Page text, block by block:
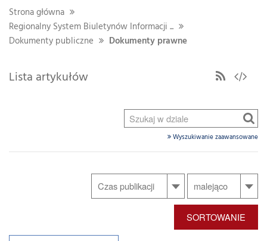
Strona główna
Regionalny System Biuletynów Informacji ...
Dokumenty publiczne
Dokumenty prawne
Lista artykułów
Wyszukiwanie zaawansowane
SORTOWANIE